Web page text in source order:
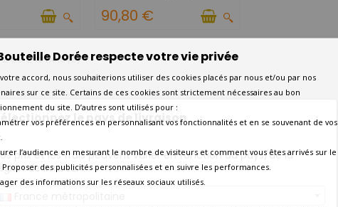
le pays de livraison
prix et les frais peuvent varier en fonction du pays/de la
de livraison.
90,80 €
de 2 article(s)Dorée respecte votre vie privée
accord, nous souhaiterions utiliser des cookies placés par nous et/ou par nos
sur ce site. Certains de ces cookies sont strictement nécessaires au bon
du site. D’autres sont utilisés pour :
vos préférences en personnalisant vos fonctionnalités et en se souvenant de vos
l’audience en mesurant le nombre de visiteurs et comment vous êtes arrivés sur le
Proposer des publicités personnalisées et en suivre les performances.
des informations sur les réseaux sociaux utilisés.